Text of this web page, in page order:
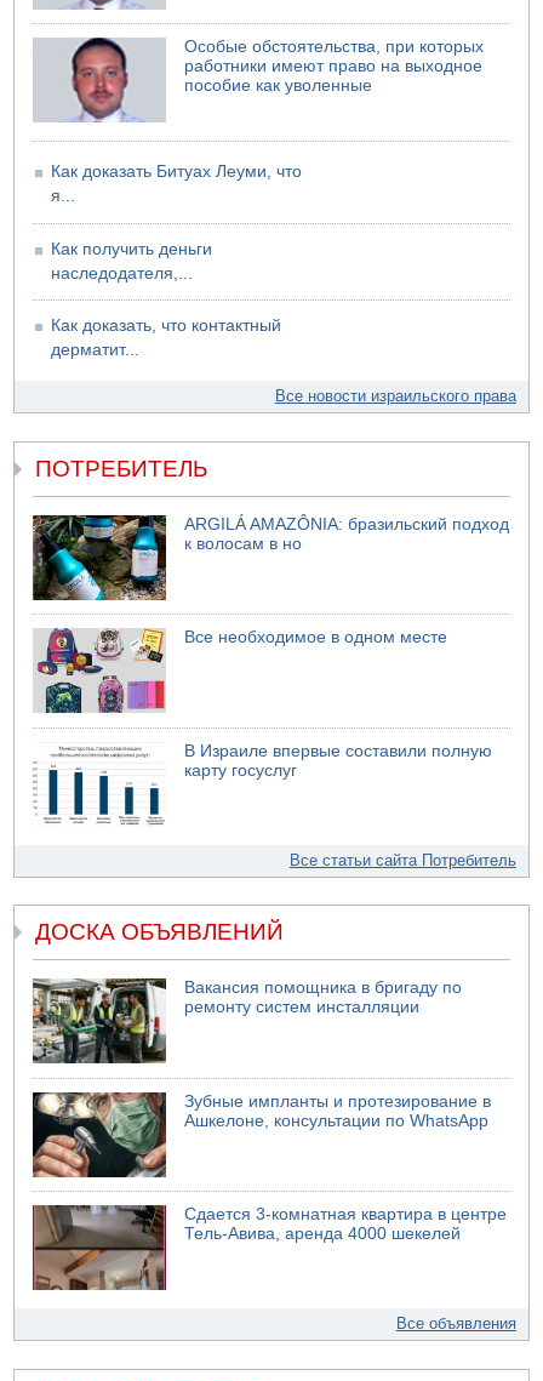
Особые обстоятельства, при которых
работники имеют право на выходное
пособие как уволенные
Как доказать Битуах Леуми, что
я...
Как получить деньги
наследодателя,...
Как доказать, что контактный
дерматит...
Все новости израильского права
ПОТРЕБИТЕЛЬ
ARGILÁ AMAZÔNIA: бразильский подход
к волосам в но
Все необходимое в одном месте
В Израиле впервые составили полную
карту госуслуг
Все статьи сайта Потребитель
ДОСКА ОБЪЯВЛЕНИЙ
Вакансия помощника в бригаду по
ремонту систем инсталляции
Зубные импланты и протезирование в
Ашкелоне, консультации по WhatsApp
Сдается 3-комнатная квартира в центре
Тель-Авива, аренда 4000 шекелей
Все объявления